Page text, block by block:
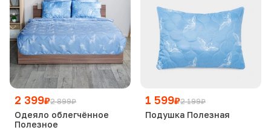
2 399₽2 899₽
Одеяло облегчённое
Полезное
1 599₽2 199₽
Подушка Полезная